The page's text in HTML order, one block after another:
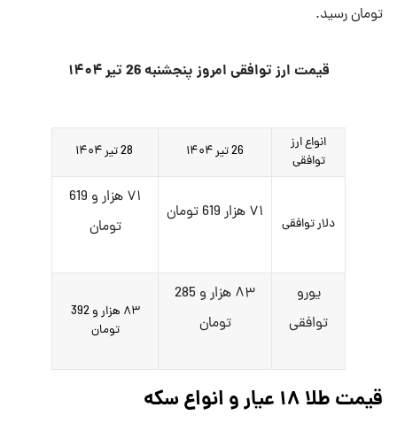
تومان رسید.
قیمت ارز توافقی امروز پنجشنبه 26 تیر ۱۴۰۴
انواع ارز
توافقی
26 تیر ۱۴۰۴
دلار توافقی
۷۱ هزار 619 تومان
۷۱ هزار و 619
تومان
یورو
توافقی
۸۳ هزار و 285
تومان
۸۳ هزار و 392
تومان
قیمت طلا ۱۸ عیار و انواع سکه